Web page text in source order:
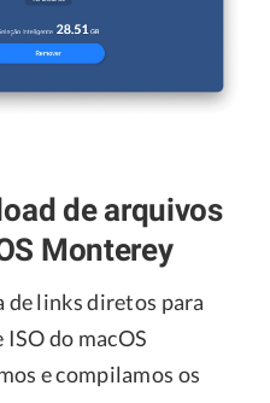
de arquivos
Monterey
de links diretos para
do macOS
e compilamos os